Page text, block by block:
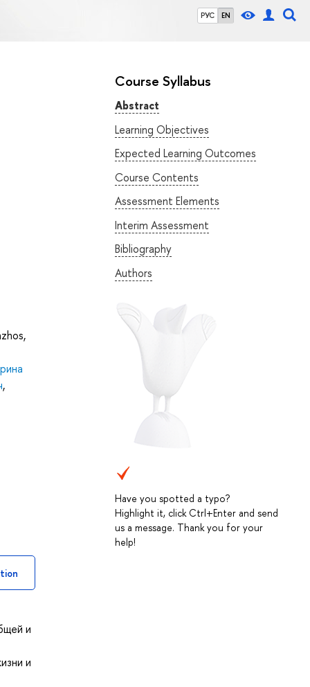
РУС EN
Course Syllabus
Abstract
Learning Objectives
Expected Learning Outcomes
Course Contents
Assessment Elements
Interim Assessment
Bibliography
Authors
Have you spotted a typo?
Highlight it, click Ctrl+Enter and send
us a message. Thank you for your
help!
,
,
и
и